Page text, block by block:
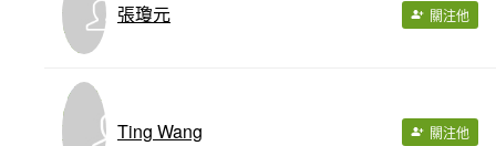
張瓊元 關注他
Ting Wang 關注他